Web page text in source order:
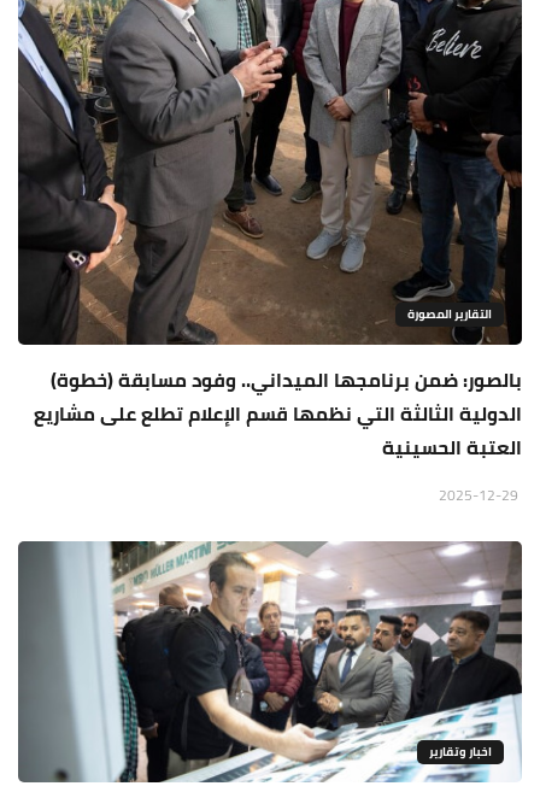
التقارير المصورة
بالصور: ضمن برنامجها الميداني.. وفود مسابقة (خطوة)
الدولية الثالثة التي نظمها قسم الإعلام تطلع على مشاريع
العتبة الحسينية
اخبار وتقارير